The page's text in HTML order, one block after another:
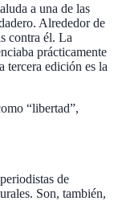
a una de las
Alrededor de
contra él. La
prácticamente
tercera edición es la
“libertad”,
de
Son, también,